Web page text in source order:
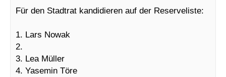
Für den Stadtrat kandidieren auf der Reserveliste:
1. Lars Nowak
2.
3. Lea Müller
4. Yasemin Töre